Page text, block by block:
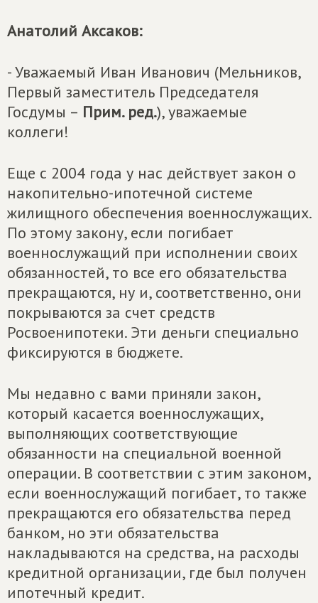
Анатолий Аксаков:
- Уважаемый Иван Иванович (Мельников,
Первый заместитель Председателя
Госдумы – Прим. ред.), уважаемые
коллеги!
Еще с 2004 года у нас действует закон о
накопительно-ипотечной системе
жилищного обеспечения военнослужащих.
По этому закону, если погибает
военнослужащий при исполнении своих
обязанностей, то все его обязательства
прекращаются, ну и, соответственно, они
покрываются за счет средств
Росвоенипотеки. Эти деньги специально
фиксируются в бюджете.
Мы недавно с вами приняли закон,
который касается военнослужащих,
выполняющих соответствующие
обязанности на специальной военной
операции. В соответствии с этим законом,
если военнослужащий погибает, то также
прекращаются его обязательства перед
банком, но эти обязательства
накладываются на средства, на расходы
кредитной организации, где был получен
ипотечный кредит.